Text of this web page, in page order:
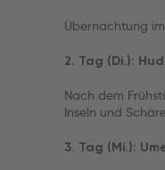
Übernachtung
2. Tag (Di.):
Nach dem
Inseln und
3. Tag (Mi.):